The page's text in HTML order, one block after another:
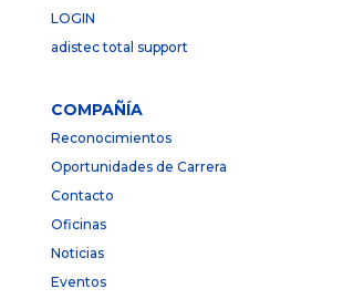
LOGIN
adistec total support
COMPAÑÍA
Reconocimientos
Oportunidades de Carrera
Contacto
Oficinas
Noticias
Eventos